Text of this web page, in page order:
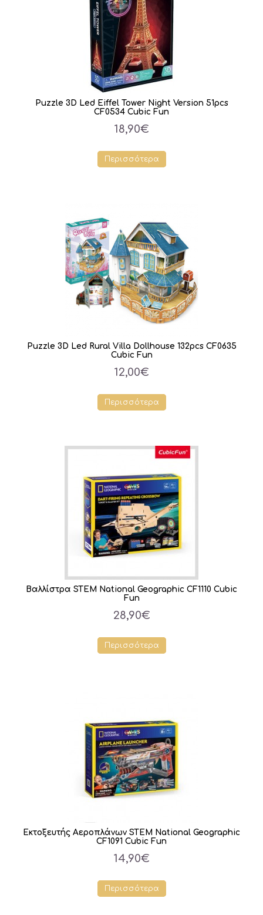
Puzzle 3D Led Eiffel Tower Night Version 51pcs
CF0534 Cubic Fun
18,90€
Περισσότερα
Puzzle 3D Led Rural Villa Dollhouse 132pcs CF0635
Cubic Fun
12,00€
Περισσότερα
Βαλλίστρα STEM National Geographic CF1110 Cubic
Fun
28,90€
Περισσότερα
Εκτοξευτής Αεροπλάνων STEM National Geographic
CF1091 Cubic Fun
14,90€
Περισσότερα